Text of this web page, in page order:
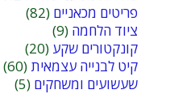
פריטים מכאניים (82)
ציוד הלחמה (9)
קונקטורים שקע (20)
קיט לבנייה עצמאית(60)
שעשועים ומשחקים (5)